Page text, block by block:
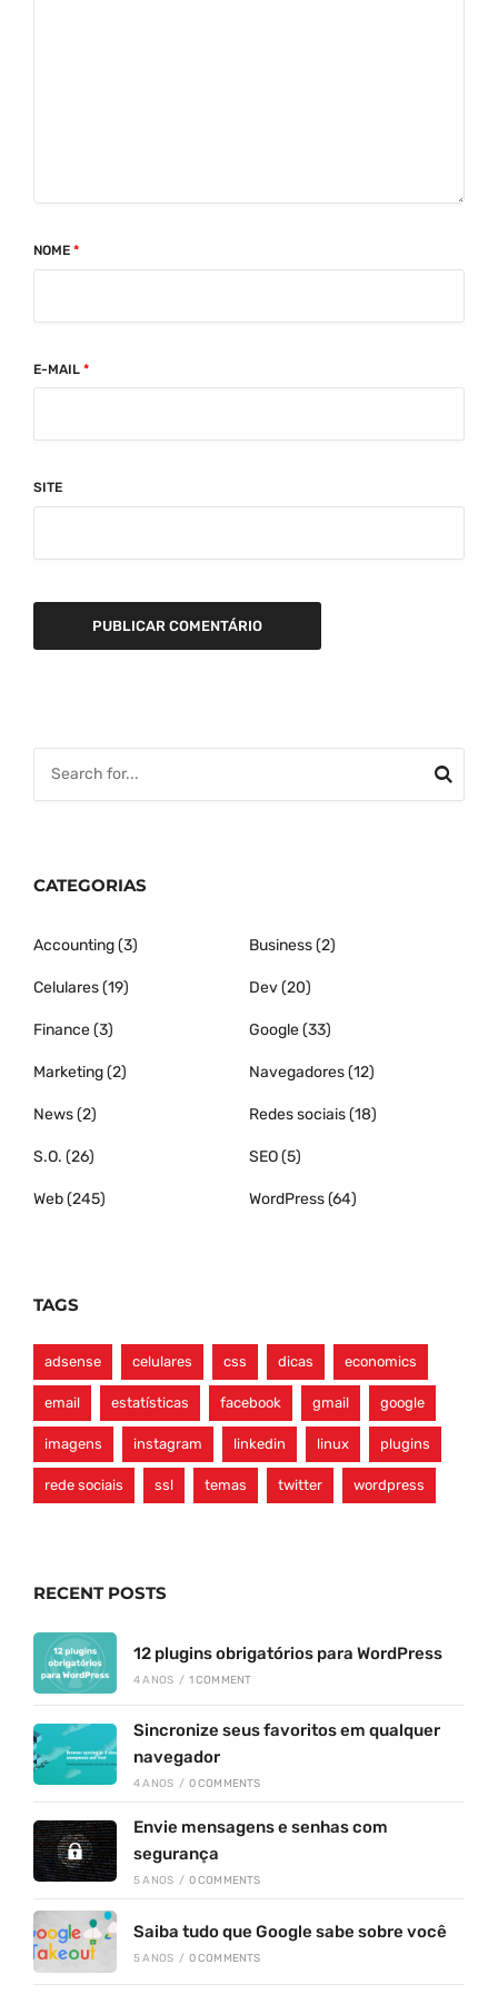
NOME *
E-MAIL *
SITE
CATEGORIAS
Accounting(3) Business(2)
Celulares(19) Dev(20)
Finance(3) Google(33)
Marketing(2) Navegadores(12)
News(2) Redes sociais(18)
S.O. (26) SEO(5)
Web(245) WordPress(64)
TAGS
adsense celulares css dicas economics
email estatísticas facebook gmail google
imagens instagram linkedin linux plugins
rede sociais ssl temas twitter wordpress
RECENT POSTS
12 plugins obrigatórios para WordPress
4 ANOS / 1 COMMENT
Sincronize seus favoritos em qualquer
navegador
4 ANOS / 0 COMMENTS
Envie mensagens e senhas com
segurança
5 ANOS / 0 COMMENTS
Saiba tudo que Google sabe sobre você
5 ANOS / 0 COMMENTS